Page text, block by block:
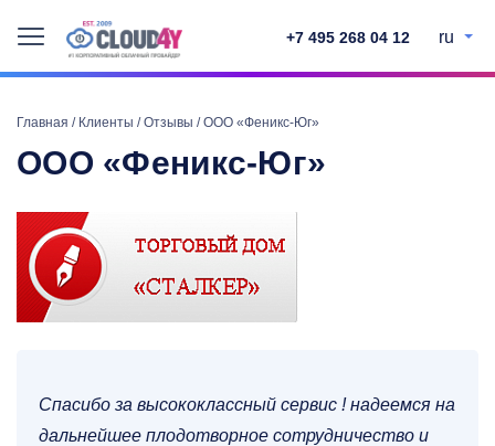
+7 495 268 04 12 ru
Главная / Клиенты /Отзывы /ООО «Феникс-Юг»
ООО «Феникс-Юг»
Спасибо за высококлассный сервис ! надеемся на
дальнейшее плодотворное сотрудничество и